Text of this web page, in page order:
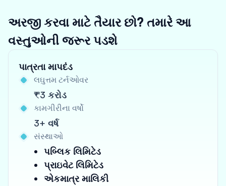
અરજી કરવા માટે તૈયાર છો? તમારે આ
વસ્તુઓની જરૂર પડશે
પાત્રતા માપદંડ
લઘુત્તમ ટર્નઓવર
₹3 કરોડ
કામગીરીના વર્ષો
3+ વર્ષ
સંસ્થાઓ
પબ્લિક લિમિટેડ
પ્રાઇવેટ લિમિટેડ
એકમાત્ર માલિકી